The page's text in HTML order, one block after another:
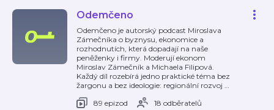
Odemčeno
Odemčeno je autorský podcast Miroslava
Zámečníka o byznysu, ekonomice a
rozhodnutích, která dopadají na naše
peněženky i firmy. Moderují ekonom
Miroslav Zámečník a Michaela Filipová.
Každý díl rozebírá jedno praktické téma bez
žargonu a bez ideologie: regionální rozvoj …
89 epizod
18 odběratelů